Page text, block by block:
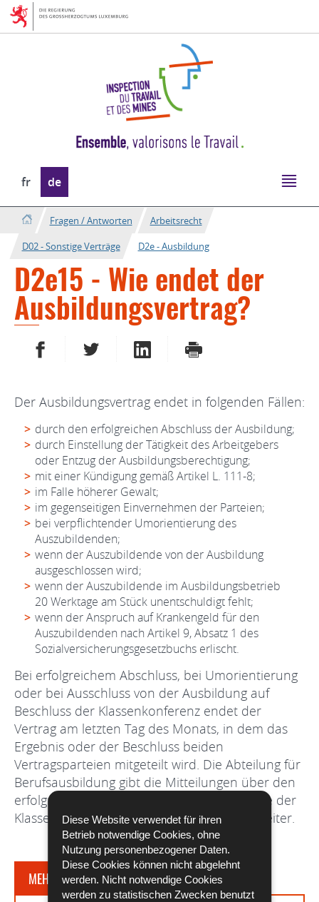
Diese Website verwendet für ihren
Betrieb notwendige Cookies, ohne
Nutzung personenbezogener Daten.
Diese Cookies können nicht abgelehnt
werden. Nicht notwendige Cookies
werden zu statistischen Zwecken benutzt
Zur
Navigation
Zum
Inhalt
Sprache
wechseln
fr de
Fragen / Antworten
Arbeitsrecht
D02 - Sonstige Verträge
D2e - Ausbildung
D2e15 - Wie endet der
Ausbildungsvertrag?
AUF FACEBOOK TEILENAUF TWITTER TEILENAUF LINKEDIN TEILEN
DRUCKEN
Der Ausbildungsvertrag endet in folgenden Fällen:
durch den erfolgreichen Abschluss der Ausbildung;
durch Einstellung der Tätigkeit des Arbeitgebers
oder Entzug der Ausbildungsberechtigung;
mit einer Kündigung gemäß Artikel L. 111-8;
im Falle höherer Gewalt;
im gegenseitigen Einvernehmen der Parteien;
bei verpflichtender Umorientierung des
Auszubildenden;
wenn der Auszubildende von der Ausbildung
ausgeschlossen wird;
wenn der Auszubildende im Ausbildungsbetrieb
20 Werktage am Stück unentschuldigt fehlt;
wenn der Anspruch auf Krankengeld für den
Auszubildenden nach Artikel 9, Absatz 1 des
Sozialversicherungsgesetzbuchs erlischt.
Bei erfolgreichem Abschluss, bei Umorientierung
oder bei Ausschluss von der Ausbildung auf
Beschluss der Klassenkonferenz endet der
Vertrag am letzten Tag des Monats, in dem das
Ergebnis oder der Beschluss beiden
Vertragsparteien mitgeteilt wird. Die Abteilung für
Berufsausbildung gibt die Mitteilungen über den
erfolgreichen Abschluss oder die Beschlüsse der
Klassenkonferenz an die Berufskammern weiter.
MEHR DAZU